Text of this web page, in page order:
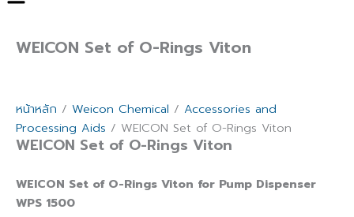
WEICON Set of O-Rings Viton
หน้าหลัก / Weicon Chemical / Accessories and
Processing Aids / WEICON Set of O-Rings Viton
WEICON Set of O-Rings Viton
WEICON Set of O-Rings Viton for Pump Dispenser
WPS 1500